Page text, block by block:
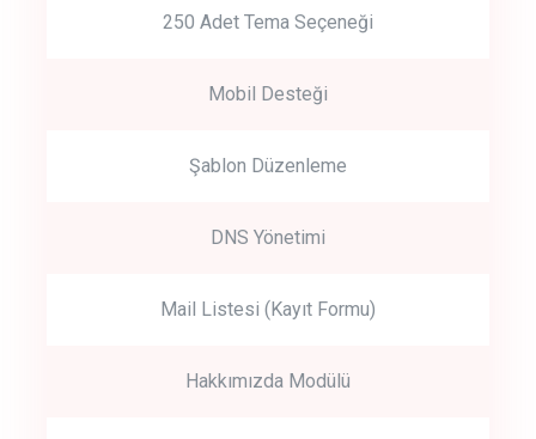
250 Adet Tema Seçeneği
Mobil Desteği
Şablon Düzenleme
DNS Yönetimi
Mail Listesi (Kayıt Formu)
Hakkımızda Modülü